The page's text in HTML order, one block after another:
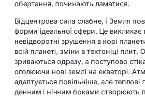
обертання, починають ламатися.
Відцентрова сила слабне, і Земля
форми ідеальної сфери. Це викликає
невідворотні зрушення в корі
всій планеті, зміни в тектоніці плит.
зриваються одразу, а поступово
оголюючи нові землі на екваторі.
адаптується повільніше, але теплові
денним і нічним боками створюють